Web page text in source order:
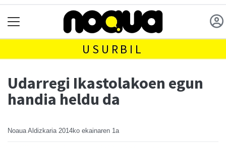
USURBIL
Udarregi Ikastolakoen egun
handia heldu da
Noaua Aldizkaria 2014ko ekainaren 1a